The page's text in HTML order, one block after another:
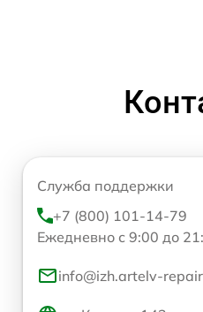
Служба поддержки
+7 (800) 101-14-79
Ежедневно с 9:00 до
info@izh.artelv-